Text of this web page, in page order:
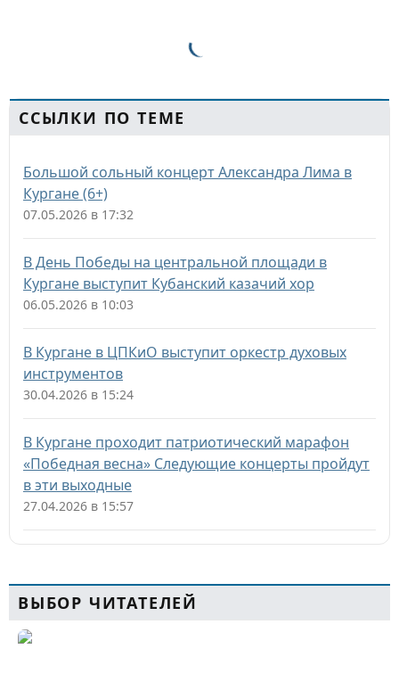
ССЫЛКИ ПО ТЕМЕ
Большой сольный концерт Александра Лима в
Кургане (6+)
07.05.2026 в 17:32
В День Победы на центральной площади в
Кургане выступит Кубанский казачий хор
06.05.2026 в 10:03
В Кургане в ЦПКиО выступит оркестр духовых
инструментов
30.04.2026 в 15:24
В Кургане проходит патриотический марафон
«Победная весна» Следующие концерты пройдут
в эти выходные
27.04.2026 в 15:57
ВЫБОР ЧИТАТЕЛЕЙ